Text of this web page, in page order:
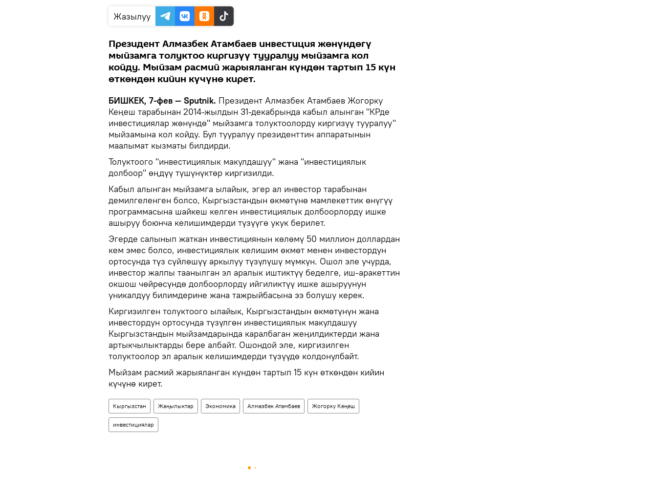
Жазылуу
Президент Алмазбек Атамбаев инвестиция жөнүндөгү
мыйзамга толуктоо киргизүү тууралуу мыйзамга кол
койду. Мыйзам расмий жарыяланган күндөн тартып 15 күн
өткөндөн кийин күчүнө кирет.
БИШКЕК, 7-фев — Sputnik. Президент Алмазбек Атамбаев Жогорку
Кеңеш тарабынан 2014-жылдын 31-декабрында кабыл алынган "КРде
инвестициялар жөнүндө" мыйзамга толуктоолорду киргизүү тууралуу"
мыйзамына кол койду. Бул тууралуу президенттин аппаратынын
маалымат кызматы билдирди.
Толуктоого "инвестициялык макулдашуу" жана "инвестициялык
долбоор" өңдүү түшүнүктөр киргизилди.
Кабыл алынган мыйзамга ылайык, эгер ал инвестор тарабынан
демилгеленген болсо, Кыргызстандын өкмөтүнө мамлекеттик өнүгүү
программасына шайкеш келген инвестициялык долбоорлорду ишке
ашыруу боюнча келишимдерди түзүүгө укук берилет.
Эгерде салынып жаткан инвестициянын көлөмү 50 миллион доллардан
кем эмес болсо, инвестициялык келишим өкмөт менен инвестордун
ортосунда түз сүйлөшүү аркылуу түзүлүшү мүмкүн. Ошол эле учурда,
инвестор жалпы таанылган эл аралык иштиктүү беделге, иш-аракеттин
окшош чөйрөсүндө долбоорлорду ийгиликтүү ишке ашыруунун
уникалдуу билимдерине жана тажрыйбасына ээ болушу керек.
Киргизилген толуктоого ылайык, Кыргызстандын өкмөтүнүн жана
инвестордун ортосунда түзүлгөн инвестициялык макулдашуу
Кыргызстандын мыйзамдарында каралбаган жеңилдиктерди жана
артыкчылыктарды бере албайт. Ошондой эле, киргизилген
толуктоолор эл аралык келишимдерди түзүүдө колдонулбайт.
Мыйзам расмий жарыяланган күндөн тартып 15 күн өткөндөн кийин
күчүнө кирет.
Кыргызстан Жаңылыктар Экономика Алмазбек Атамбаев Жогорку Кеңеш
инвестициялар